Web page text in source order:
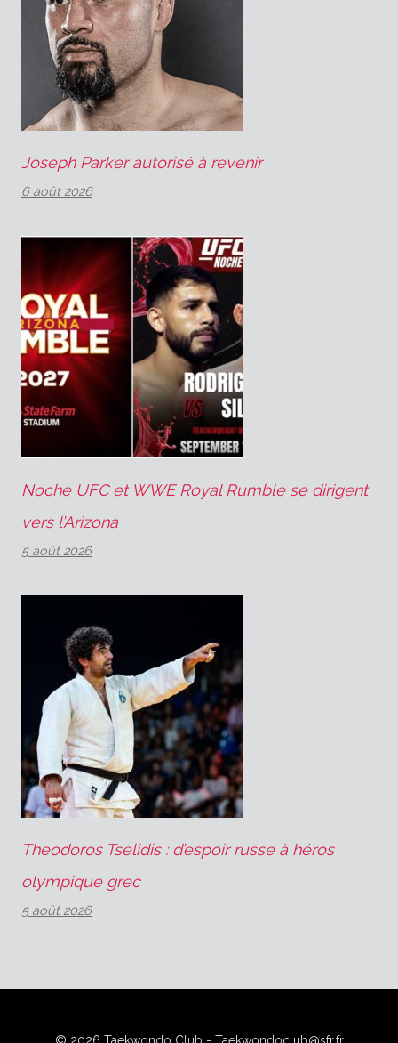
Joseph Parker autorisé à revenir
6 août 2026
Noche UFC et WWE Royal Rumble se dirigent
vers l’Arizona
5 août 2026
Theodoros Tselidis : d’espoir russe à héros
olympique grec
5 août 2026